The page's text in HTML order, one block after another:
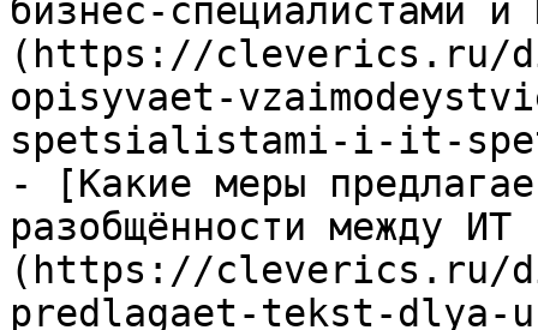
бизнес-специалистами
(https://cleverics.ru/
opisyvaet-
spetsialistami-i-it-
- [Какие меры
разобщённости между
(https://cleverics.ru/
predlagaet-tekst-dlya-